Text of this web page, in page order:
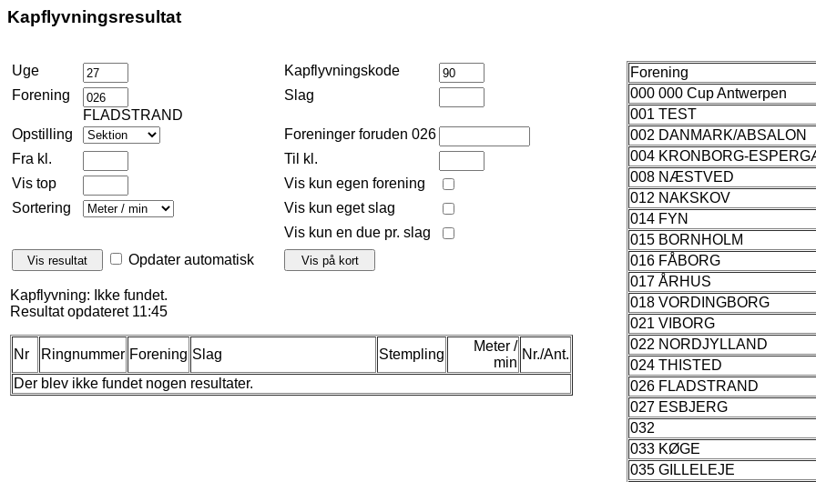
Kapflyvningsresultat
Uge
Kapflyvningskode
Forening
FLADSTRAND
Slag
Opstilling
Foreninger foruden 026
Fra kl.
Til kl.
Vis top
Vis kun egen forening
Sortering
Vis kun eget slag
Vis kun en due pr. slag
Opdater automatisk
Kapflyvning: Ikke fundet.
Resultat opdateret 11:45
Nr Ringnummer Forening Slag Stempling
Meter /
min
Nr./Ant.
Der blev ikke fundet nogen resultater.
Forening
000 000 Cup Antwerpen
001 TEST
002 DANMARK/ABSALON
004 KRONBORG-
008 NÆSTVED
012 NAKSKOV
014 FYN
015 BORNHOLM
016 FÅBORG
017 ÅRHUS
018 VORDINGBORG
021 VIBORG
022 NORDJYLLAND
024 THISTED
026 FLADSTRAND
027 ESBJERG
032
033 KØGE
035 GILLELEJE